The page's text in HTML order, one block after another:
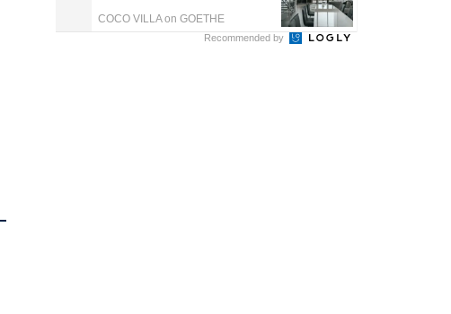
COCO VILLA on GOETHE
Recommended by